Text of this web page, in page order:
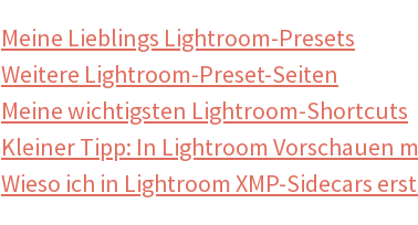
Meine Lieblings Lightroom-Presets
Weitere Lightroom-Preset-Seiten
Meine wichtigsten Lightroom-Shortcuts
Kleiner Tipp: In Lightroom Vorschauen
Wieso ich in Lightroom XMP-Sidecars